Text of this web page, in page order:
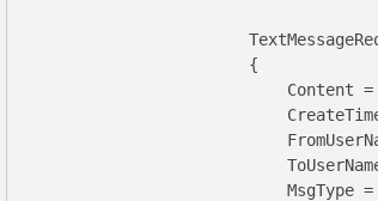
                        {